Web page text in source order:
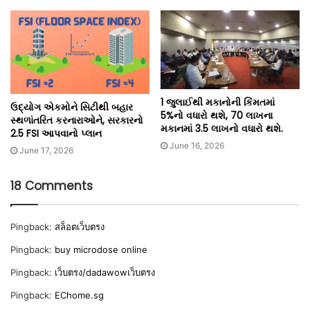
ઉદ્યોગ એકમોને સિટીથી બહાર
સ્થળાંતરિત કરનારાઓને, સરકારનો
2.5 FSI આપવાનો પ્લાન
June 17, 2026
1 જુલાઈથી મકાનોની કિંમતમાં
5%નો વધારો થશે, 70 લાખના
મકાનમાં 3.5 લાખનો વધારો થશે.
June 16, 2026
18 Comments
Pingback: สล็อตเว็บตรง
Pingback: buy microdose online
Pingback: เว็บตรง/dadawowเว็บตรง
Pingback: EChome.sg